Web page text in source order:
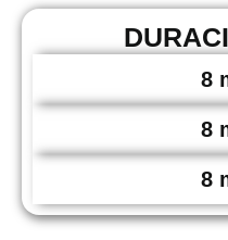
8
8
8